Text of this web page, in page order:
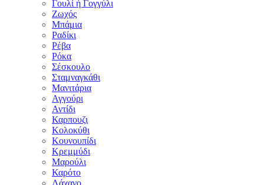
Γουλί ή Γογγύλι
Ζωχός
Μπάμια
Ραδίκι
Ρέβα
Ρόκα
Σέσκουλο
Σταμναγκάθι
Μανιτάρια
Αγγούρι
Αντίδι
Καρπουζι
Κολοκύθι
Κουνουπίδι
Κρεμμύδι
Μαρούλι
Καρότο
Λάχανο